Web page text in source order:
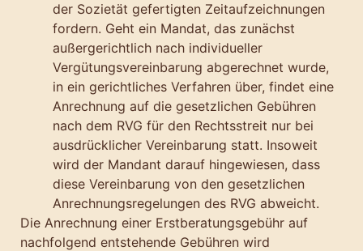
der Sozietät gefertigten Zeitaufzeichnungen
fordern. Geht ein Mandat, das zunächst
außergerichtlich nach individueller
Vergütungsvereinbarung abgerechnet wurde,
in ein gerichtliches Verfahren über, findet eine
Anrechnung auf die gesetzlichen Gebühren
nach dem RVG für den Rechtsstreit nur bei
ausdrücklicher Vereinbarung statt. Insoweit
wird der Mandant darauf hingewiesen, dass
diese Vereinbarung von den gesetzlichen
Anrechnungsregelungen des RVG abweicht.
Die Anrechnung einer Erstberatungsgebühr auf
nachfolgend entstehende Gebühren wird